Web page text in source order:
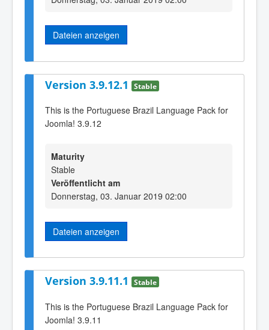
Dateien anzeigen
Version 3.9.12.1 Stable
This is the Portuguese Brazil Language Pack for
Joomla! 3.9.12
Maturity
Stable
Veröffentlicht am
Donnerstag, 03. Januar 2019 02:00
Dateien anzeigen
Version 3.9.11.1 Stable
This is the Portuguese Brazil Language Pack for
Joomla! 3.9.11